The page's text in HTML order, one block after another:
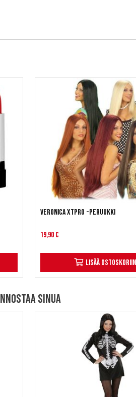
Veronica XTPRO -peruukki
19,90 €
Lisää ostoskoriin
sinua